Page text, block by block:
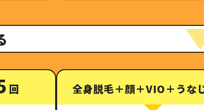
回 全身脱毛＋顔＋VIO＋うな